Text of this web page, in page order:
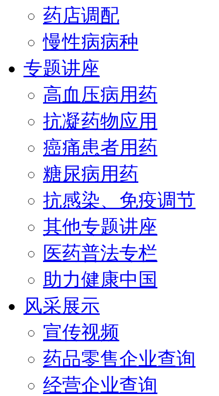
药店调配
慢性病病种
专题讲座
高血压病用药
抗凝药物应用
癌痛患者用药
糖尿病用药
抗感染、免疫调节
其他专题讲座
医药普法专栏
助力健康中国
风采展示
宣传视频
药品零售企业查询
经营企业查询